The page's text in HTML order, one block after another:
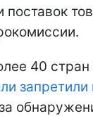
поставок
40
запретили